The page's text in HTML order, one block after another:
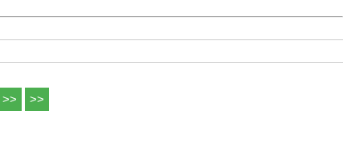
>> >>